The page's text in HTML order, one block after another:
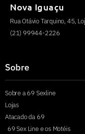
Nova Iguaçu
Rua Otávio Tarquino, 45,
(21) 99944-2226
Sobre
Sobre a 69 Sexline
Lojas
Atacado da 69
69 Sex Line e os Motéis